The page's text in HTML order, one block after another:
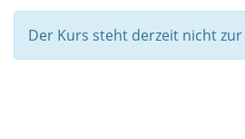
Der Kurs steht derzeit nicht